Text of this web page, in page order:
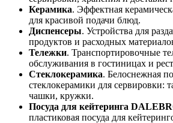
Керамика. Эффектная
для красивой подачи блюд.
Диспенсеры. Устройства для
продуктов и расходных
Тележки. Транспортировочные
обслуживания в гостиницах и
Стеклокерамика. Белоснежная
стеклокерамики для сервировки:
чашки, кружки.
Посуда для кейтеринга
пластиковая посуда для